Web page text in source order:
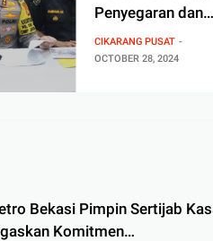
Penyegaran dan
Peningkatan
Kinerja
CIKARANG PUSAT
OCTOBER 28, 2024
Bekasi Pimpin Sertijab
Komitmen